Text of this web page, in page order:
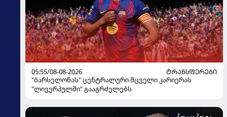
05:55/08-08-2026
ᲢᲠᲐᲜᲡᲤᲔᲠᲔᲑᲘ
"ბარსელონას" ცენტრალური მცველი კარიერას
"ლივერპულში" გააგრძელებს